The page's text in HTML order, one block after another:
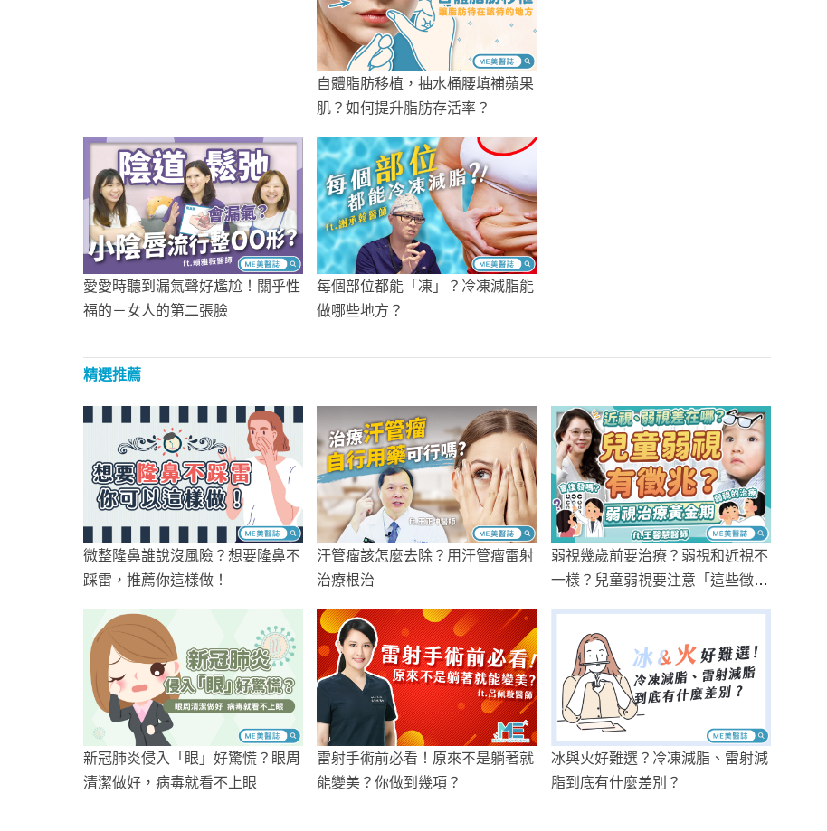
自體脂肪移植，抽水桶腰填補蘋果
肌？如何提升脂肪存活率？
愛愛時聽到漏氣聲好尷尬！關乎性
福的－女人的第二張臉
每個部位都能「凍」？冷凍減脂能
做哪些地方？
精選推薦
微整隆鼻誰說沒風險？想要隆鼻不
踩雷，推薦你這樣做！
汗管瘤該怎麼去除？用汗管瘤雷射
治療根治
弱視幾歲前要治療？弱視和近視不
一樣？兒童弱視要注意「這些徵
新冠肺炎侵入「眼」好驚慌？眼周
清潔做好，病毒就看不上眼
雷射手術前必看！原來不是躺著就
能變美？你做到幾項？
冰與火好難選？冷凍減脂、雷射減
脂到底有什麼差別？